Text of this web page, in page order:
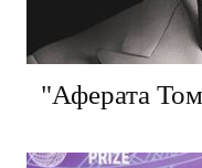
"Аферата